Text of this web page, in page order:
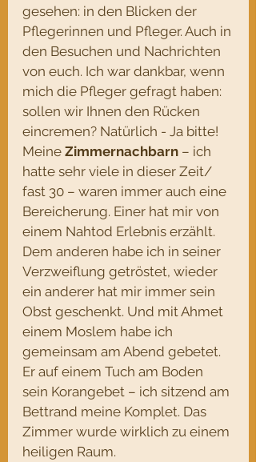
gesehen: in den Blicken der
Pflegerinnen und Pfleger. Auch in
den Besuchen und Nachrichten
von euch. Ich war dankbar, wenn
mich die Pfleger gefragt haben:
sollen wir Ihnen den Rücken
eincremen? Natürlich - Ja bitte!
Meine Zimmernachbarn – ich
hatte sehr viele in dieser Zeit/
fast 30 – waren immer auch eine
Bereicherung. Einer hat mir von
einem Nahtod Erlebnis erzählt.
Dem anderen habe ich in seiner
Verzweiflung getröstet, wieder
ein anderer hat mir immer sein
Obst geschenkt. Und mit Ahmet
einem Moslem habe ich
gemeinsam am Abend gebetet.
Er auf einem Tuch am Boden
sein Korangebet – ich sitzend am
Bettrand meine Komplet. Das
Zimmer wurde wirklich zu einem
heiligen Raum.